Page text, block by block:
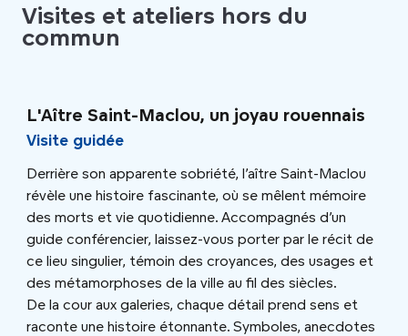
Visites et ateliers hors du
commun
L'Aître Saint-Maclou, un joyau rouennais
Visite guidée
Derrière son apparente sobriété, l’aître Saint-Maclou
révèle une histoire fascinante, où se mêlent mémoire
des morts et vie quotidienne. Accompagnés d’un
guide conférencier, laissez-vous porter par le récit de
ce lieu singulier, témoin des croyances, des usages et
des métamorphoses de la ville au fil des siècles.
De la cour aux galeries, chaque détail prend sens et
raconte une histoire étonnante. Symboles, anecdotes